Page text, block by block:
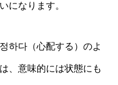
になります。
하다（心配する）のよ
、意味的には状態にも